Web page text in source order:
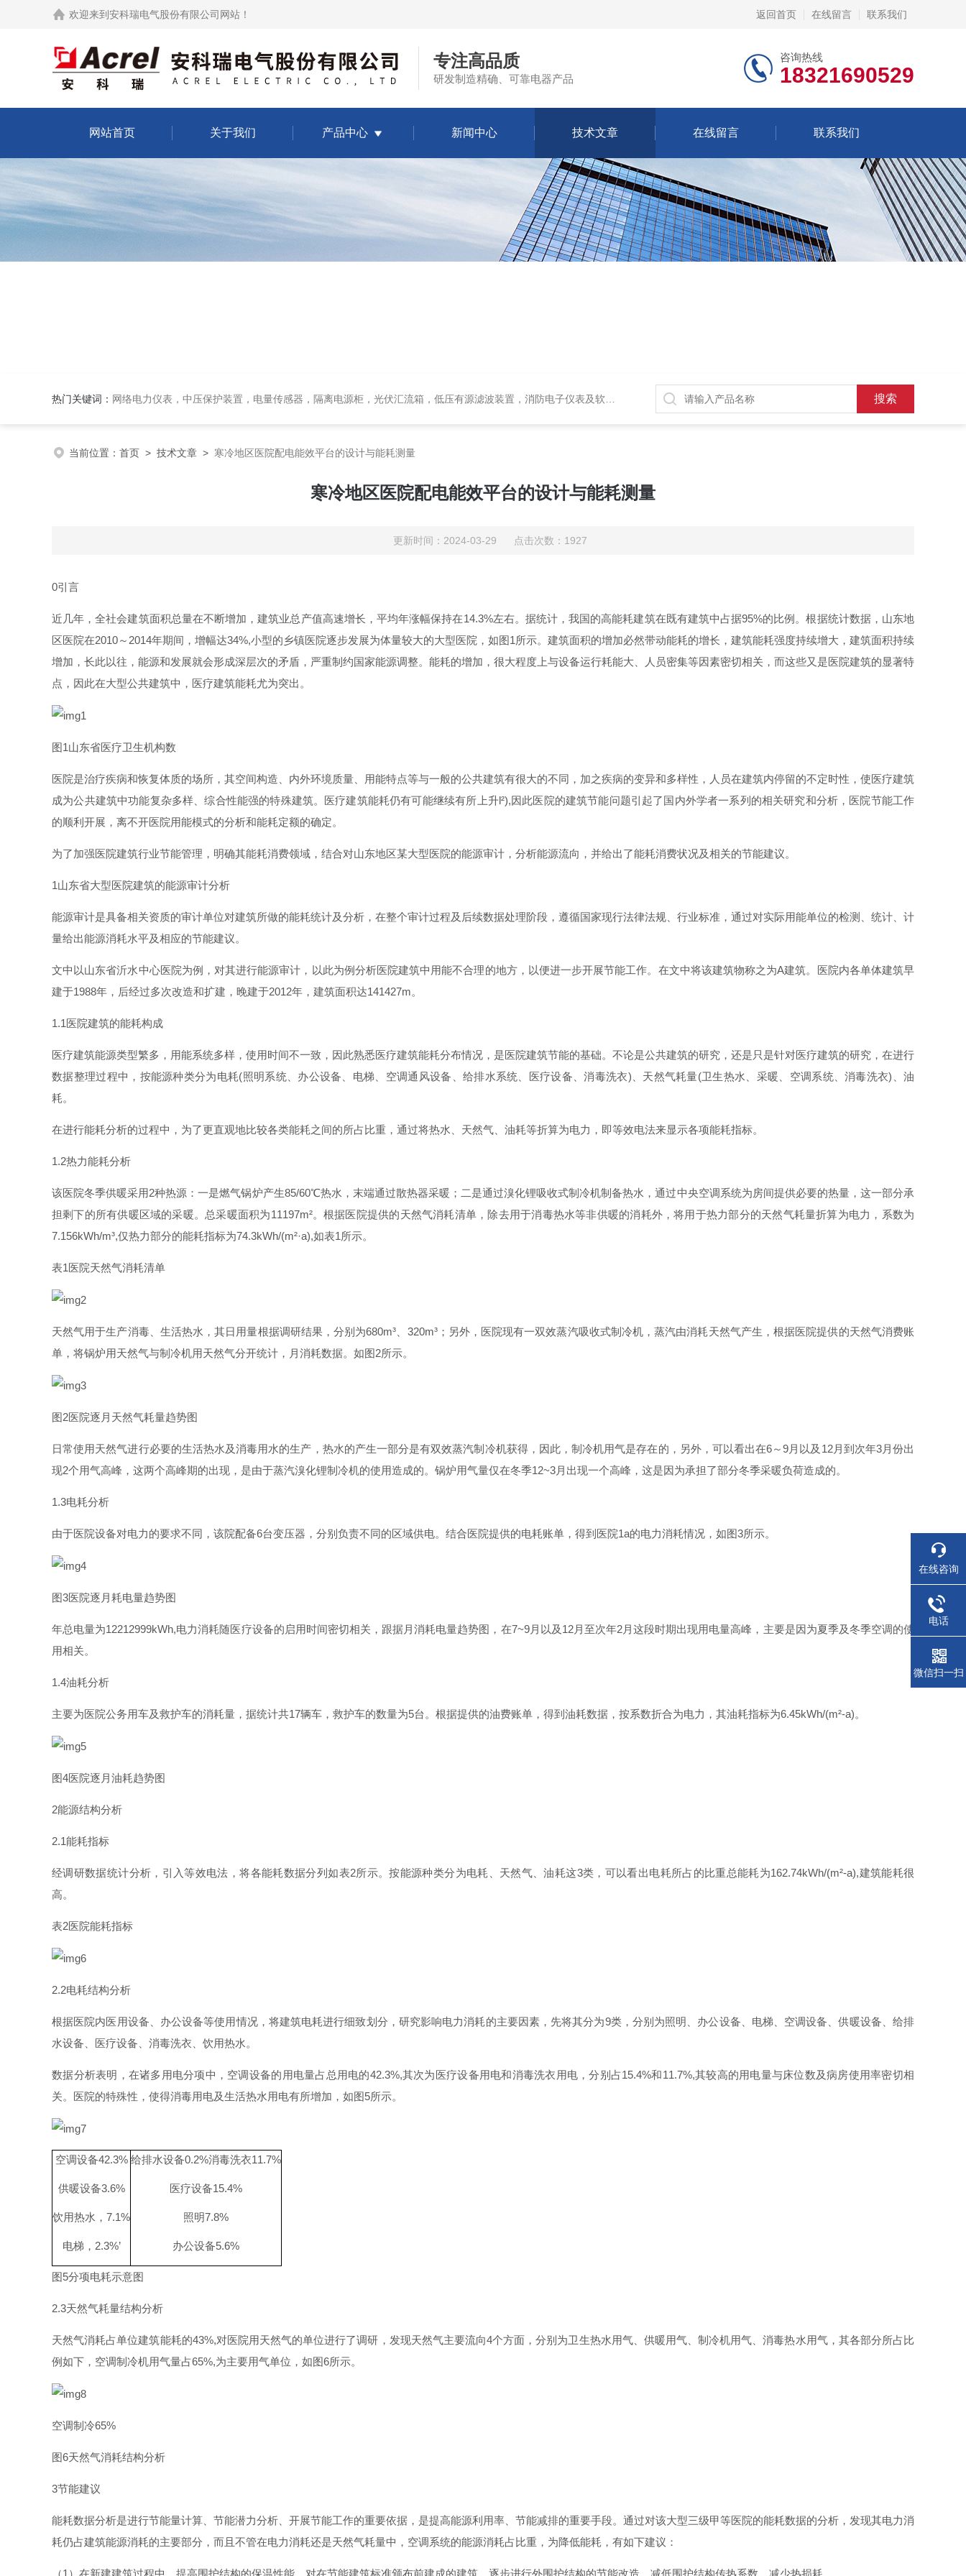
欢迎来到 安科瑞电气股份有限公司网站 ！ 返回首页 在线留言 联系我们
专注高品质
研发制造精确、可靠电器产品
咨询热线
18321690529
网站首页 关于我们 产品中心 新闻中心 技术文章 在线留言 联系我们
热门关键词： 网络电力仪表，中压保护装置，电量传感器，隔离电源柜，光伏汇流箱，低压有源滤波装置，消防电子仪表及软件保护装置
当前位置： 首页 > 技术文章 > 寒冷地区医院配电能效平台的设计与能耗测量
寒冷地区医院配电能效平台的设计与能耗测量
更新时间：2024-03-29 点击次数：1927
0引言
近几年，全社会建筑面积总量在不断增加，建筑业总产值高速增长，平均年涨幅保持在14.3%左右。据统计，我国的高能耗建筑在既有建筑中占据95%的比例。根据统计数据，山东地
区医院在2010～ 2014年期间，增幅达34%,小型的乡镇医院逐步发展为体量较大的大型医院，如图1 所示。建筑面积的增加必然带动能耗的增长，建筑能耗强度持续增大，建筑面积持续
增加，长此以往，能源和发展就会形成深层次的矛盾，严重制约国家能源调整。能耗的增加，很大程度上与设备运行耗能大、人员密集等因素密切相关，而这些又是医院建筑的显著特
点，因此在大型公共建筑中，医疗建筑能耗尤为突出。
图1山东省医疗卫生机构数
医院是治疗疾病和恢复体质的场所，其空间构造、内外环境质量、用能特点等与一般的公共建筑有很大的不同，加之疾病的变异和多样性，人员在建筑内停留的不定时性，使医疗建筑
成为公共建筑中功能复杂多样、综合性能强的特殊建筑。医疗建筑能耗仍有可能继续有所上升l²),因此医院的建筑节能问题引起了国内外学者一系列的相关研究和分析，医院节能工作
的顺利开展，离不开医院用能模式的分析和能耗定额的确定。
为了加强医院建筑行业节能管理，明确其能耗消费领域，结合对山东地区某大型医院的能源审计，分析能源流向，并给出了能耗消费状况及相关的节能建议。
1山东省大型医院建筑的能源审计分析
能源审计是具备相关资质的审计单位对建筑所做的能耗统计及分析，在整个审计过程及后续数据处理阶段，遵循国家现行法律法规、行业标准，通过对实际用能单位的检测、统计、计
量给出能源消耗水平及相应的节能建议。
文中以山东省沂水中心医院为例，对其进行能源审计，以此为例分析医院建筑中用能不合理的地方，以便进一步开展节能工作。在文中将该建筑物称之为A建筑。医院内各单体建筑早
建于1988年，后经过多次改造和扩建，晚建于2012年，建筑面积达141427m。
1.1医院建筑的能耗构成
医疗建筑能源类型繁多，用能系统多样，使用时间不一致，因此熟悉医疗建筑能耗分布情况，是医院建筑节能的基础。不论是公共建筑的研究，还是只是针对医疗建筑的研究，在进行
数据整理过程中，按能源种类分为电耗(照明系统、办公设备、电梯、空调通风设备、给排水系统、医疗设备、消毒洗衣) 、天然气耗量(卫生热水、采暖、空调系统、消毒洗衣) 、油
耗。
在进行能耗分析的过程中，为了更直观地比较各类能耗之间的所占比重，通过将热水、天然气、油耗等折算为电力，即等效电法来显示各项能耗指标。
1.2热力能耗分析
该医院冬季供暖采用2种热源：一是燃气锅炉产生85/60℃热水，末端通过散热器采暖；二是通过溴化锂吸收式制冷机制备热水，通过中央空调系统为房间提供必要的热量，这一部分承
担剩下的所有供暖区域的采暖。总采暖面积为11197m²。根据医院提供的天然气消耗清单，除去用于消毒热水等非供暖的消耗外，将用于热力部分的天然气耗量折算为电力，系数为
7.156kWh/m³,仅热力部分的能耗指标为74.3kWh/(m²·a),如表1 所示。
表1医院天然气消耗清单
天然气用于生产消毒、生活热水，其日用量根据调研结果，分别 为680m³ 320m³；另外，医院现有一双效蒸汽吸收式制冷机，蒸汽由消耗天然气产生，根据医院提供的天然气消费账
单，将锅炉用天然气与制冷机用天然气分开统计，月消耗数据。如图2所示。
图2医院逐月天然气耗量趋势图
日常使用天然气进行必要的生活热水及消毒用水的生产，热水的产生一部分是有双效蒸汽制冷机获得，因此，制冷机用气是存在的，另外，可以看出在6～9月以 及 12月到次年3月份出
现2个用气高峰，这两个高峰期的出现，是由于蒸汽溴化锂制冷机的使用造成的。锅炉用气量仅在冬季12~3月出现一个高峰，这是因为承担了部分冬季采暖负荷造成的。
1.3电耗分析
由于医院设备对电力的要求不同，该院配备6台变压器，分别负责不同的区域供电。结合医院提供的电耗账单，得到医院1a的电力消耗情况，如图3所示。
图3医院逐月耗电量趋势图
年总电量为12212999kWh,电力消耗随医疗设备的启用时间密切相关，跟据月消耗电量趋势图， 在7~9月以 及 12月至次年2月这段时期出现用电量高峰，主要是因为夏季及冬季空调的使
用相关。
1.4油耗分析
主要为医院公务用车及救护车的消耗量，据统计共17辆车，救护车的数量为5台。根据提供的油费账单，得到油耗数据，按系数折合为电力，其油耗指标为6.45kWh/(m²-a)。
图4医院逐月油耗趋势图
2能源结构分析
2.1能耗指标
经调研数据统计分析，引入等效电法，将各能耗数据分列如表2所示。按能源种类分为电耗、天然气、油耗这3类，可以看出电耗所占的比重总能耗为162.74kWh/(m²-a),建筑能耗很
高。
表2医院能耗指标
2.2电耗结构分析
根据医院内医用设备、办公设备等使用情况，将建筑电耗进行细致划分，研究影响电力消耗的主要因素，先将其分为9类，分别为照明、办公设备、电梯、空调设备、供暖设备、给排
水设备、医疗设备、消毒洗衣、饮用热水。
数据分析表明，在诸多用电分项中，空调设备的用电量占总用电的42.3%,其次为医疗设备用电和消毒洗衣用电，分别 占15.4%和11.7%,其较高的用电量与床位数及病房使用率密切相
关。医院的特殊性，使得消毒用电及生活热水用电有所增加，如图5所示。
空调设备42.3%
供暖设备3.6%
饮用热水 ， 7.1%
电梯， 2.3%’
给排水设备0.2%消毒洗衣11.7%
医疗设备15.4%
照明7.8%
办公设备5.6%
图5分项电耗示意图
2.3天然气耗量结构分析
天然气消耗占单位建筑能耗的43%,对医院用天然气的单位进行了调研，发现天然气主要流向4个方面，分别为卫生热水用气、供暖用气、制冷机用气、消毒热水用气，其各部分所占比
例如下，空调制冷机用气量占65%,为主要用气单位，如图6所示。
空调制 冷65%
图6天然气消耗结构分析
3节能建议
能耗数据分析是进行节能量计算、节能潜力分析、开展节能工作的重要依据，是提高能源利用率、节能减排的重要手段。通过对该大型三级甲等医院的能耗数据的分析，发现其电力消
耗仍占建筑能源消耗的主要部分，而且不管在电力消耗还是天然气耗量中，空调系统的能源消耗占比重，为降低能耗，有如下建议：
在线咨询
电话
微信扫一扫